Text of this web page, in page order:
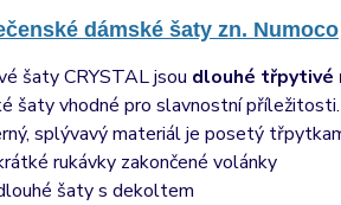
dámské šaty zn. Numoco
šaty CRYSTAL jsou dlouhé třpytivé
šaty vhodné pro slavnostní příležitosti.
splývavý materiál je posetý
rukávky zakončené volánky
šaty s dekoltem